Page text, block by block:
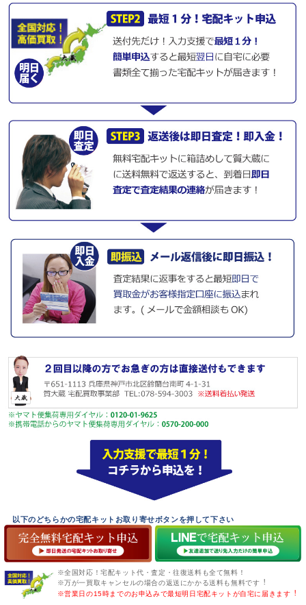
以下のどちらかの宅配キットお取り寄せボタンを押して下さい
※全国対応！宅配キット代・査定・往復送料も全て無料！
※万が一買取キャンセルの場合の返送にかかる送料も無料です︕
※営業日の15時までのお申込みで最短明日宅配キットが自宅に届きます︕